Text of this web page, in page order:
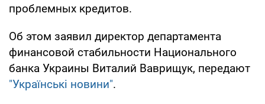
проблемных кредитов.
Об этом заявил директор департамента
финансовой стабильности Национального
банка Украины Виталий Ваврищук, передают
"Українські новини".